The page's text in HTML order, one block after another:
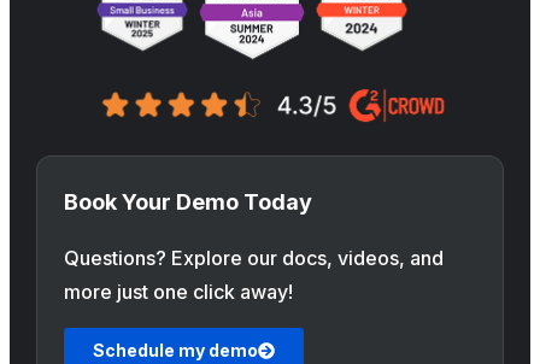
Book Your Demo Today
Questions? Explore our docs, videos, and
more just one click away!
Schedule my demo